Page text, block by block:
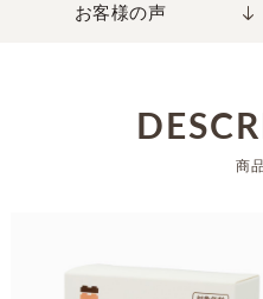
お客様の声
商